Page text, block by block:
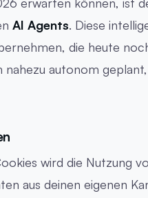
AI Agents. Diese
die heute
autonom
wird die Nutzung
aus deinen eigenen